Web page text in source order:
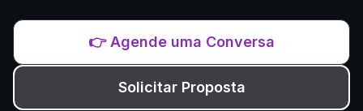
👉 Agende uma Conversa
Solicitar Proposta